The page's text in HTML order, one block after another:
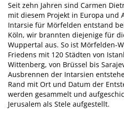
Seit zehn Jahren sind Carmen
mit diesem Projekt in Europa und
Intarsie für Mörfelden entstand
Köln, wir brannten diejenige für
Wuppertal aus. So ist Mörfelden-
Friedens mit 120 Städten von
Wittenberg, von Brüssel bis
Ausbrennen der Intarsien
Rand mit Ort und Datum der
werden gesammelt und
Jerusalem als Stele aufgestellt.